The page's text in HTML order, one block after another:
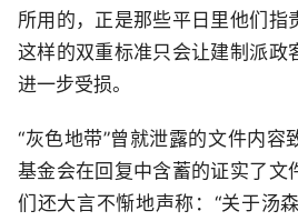
所用的，正是那些平日里他们指
这样的双重标准只会让建制派政
进一步受损。
“灰色地带”曾就泄露的文件内容
基金会在回复中含蓄的证实了文
们还大言不惭地声称：“关于汤